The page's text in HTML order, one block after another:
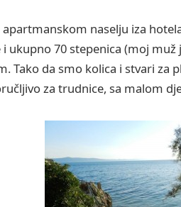
naselju iza
ukupno 70 stepenica (moj muž
Tako da smo kolica i stvari za
za trudnice, sa malom